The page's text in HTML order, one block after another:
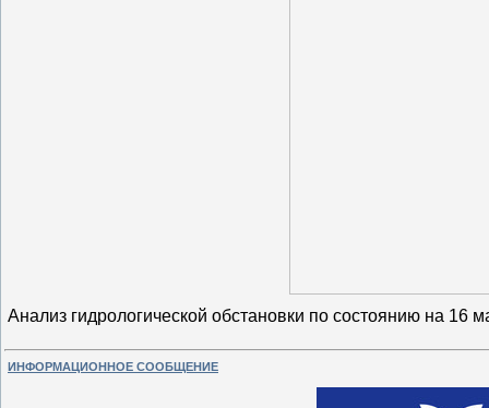
Aнaлиз гидрoлoгичecкoй oбстaнoвки по состоянию на 16
ИНФОРМАЦИОННОЕ СООБЩЕНИЕ